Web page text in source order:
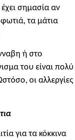
σημασία αν
τα μάτια
ή στο
του είναι πολύ
οι αλλεργίες
για τα κόκκινα